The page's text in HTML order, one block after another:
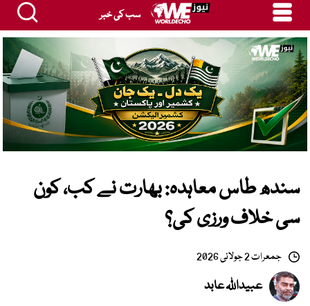
سب کی خبر
سندھ طاس معاہدہ: بھارت نے کب، کون
سی خلاف ورزی کی؟
جمعرات 2 جولائی 2026
عبیداللہ عابد